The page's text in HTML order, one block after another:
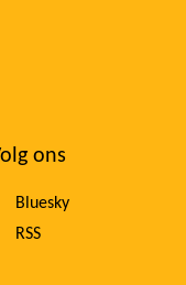
ons
Bluesky
RSS